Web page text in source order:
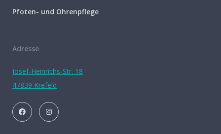
Pfoten- und Ohrenpflege
Adresse
Josef-Heinrichs-Str. 18
47839 Krefeld